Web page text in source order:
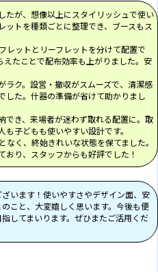
商品が倒れてしまう可
置にご注意ください。
躍の「カタログスタンド
りも多くのパンフレットな
で、使用用途によっては
。
たが、想像以上にスタイリッシュで使い
ットを種類ごとに整理でき、ブースもス
レットとリーフレットを分けて配置で
えたことで配布効率も上がりました。安
ラク。設営・撤収がスムーズで、清潔感
した。什器の準備が省けて助かりまし
でき、来場者が迷わず取れる配置に。取
も子どもも使いやすい設計です。
なく、終始きれいな状態を保てました。
おり、スタッフからも好評でした！
います！使いやすさやデザイン面、安
こと、大変嬉しく思います。今後も便
してまいります。ぜひまたご活用くだ